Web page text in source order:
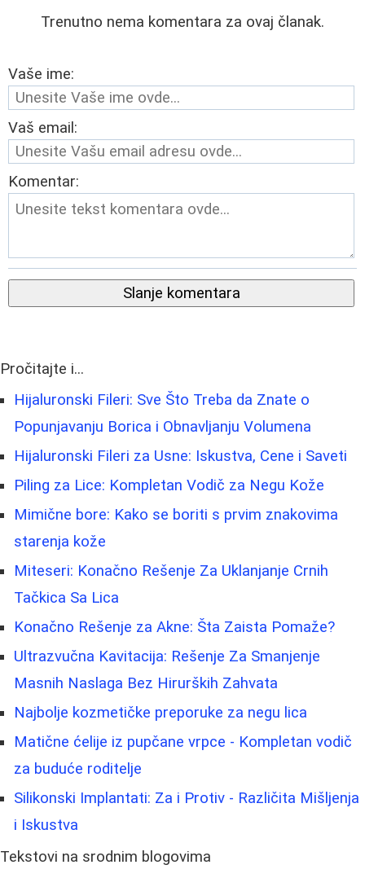
Trenutno nema komentara za ovaj članak.
Vaše ime:
Vaš email:
Komentar:
Slanje komentara
Pročitajte i...
Hijaluronski Fileri: Sve Što Treba da Znate o
Popunjavanju Borica i Obnavljanju Volumena
Hijaluronski Fileri za Usne: Iskustva, Cene i Saveti
Piling za Lice: Kompletan Vodič za Negu Kože
Mimične bore: Kako se boriti s prvim znakovima
starenja kože
Miteseri: Konačno Rešenje Za Uklanjanje Crnih
Tačkica Sa Lica
Konačno Rešenje za Akne: Šta Zaista Pomaže?
Ultrazvučna Kavitacija: Rešenje Za Smanjenje
Masnih Naslaga Bez Hirurških Zahvata
Najbolje kozmetičke preporuke za negu lica
Matične ćelije iz pupčane vrpce - Kompletan vodič
za buduće roditelje
Silikonski Implantati: Za i Protiv - Različita Mišljenja
i Iskustva
Tekstovi na srodnim blogovima